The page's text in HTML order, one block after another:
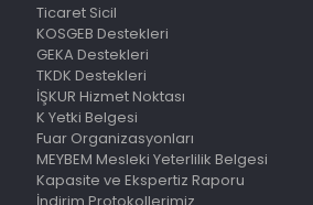
Ticaret Sicil
KOSGEB Destekleri
GEKA Destekleri
TKDK Destekleri
İŞKUR Hizmet Noktası
K Yetki Belgesi
Fuar Organizasyonları
MEYBEM Mesleki Yeterlilik Belgesi
Kapasite ve Ekspertiz Raporu